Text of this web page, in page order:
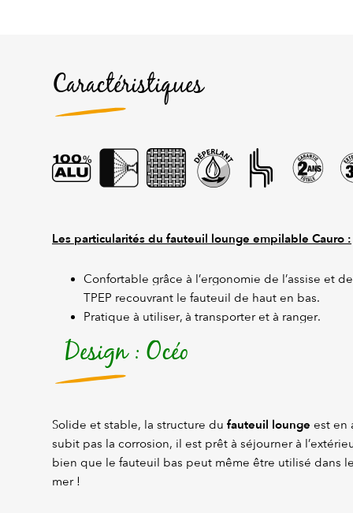
Caractéristiques
Les particularités du fauteuil lounge empilable Cauro :
Confortable grâce à l’ergonomie de l’assise et
TPEP recouvrant le fauteuil de haut en bas.
Pratique à utiliser, à transporter et à ranger.
Design : Océo
Solide et stable, la structure du fauteuil lounge est en
subit pas la corrosion, il est prêt à séjourner à
bien que le fauteuil bas peut même être utilisé dans
mer !